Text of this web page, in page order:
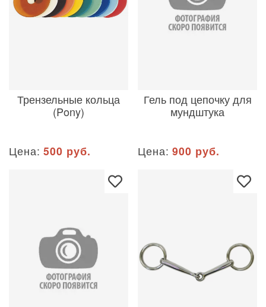
Трензельные кольца
(Pony)
Цена: 500 руб.
Гель под цепочку для
мундштука
Цена: 900 руб.